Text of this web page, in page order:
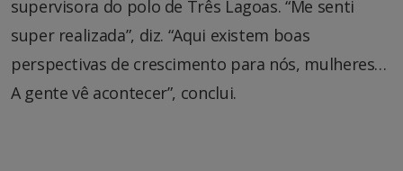
supervisora do polo de Três Lagoas. “Me senti
super realizada”, diz. “Aqui existem boas
perspectivas de crescimento para nós, mulheres…
A gente vê acontecer”, conclui.